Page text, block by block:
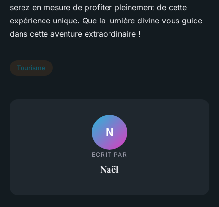
serez en mesure de profiter pleinement de cette
expérience unique. Que la lumière divine vous guide
dans cette aventure extraordinaire !
Tourisme
N
ECRIT PAR
Naël